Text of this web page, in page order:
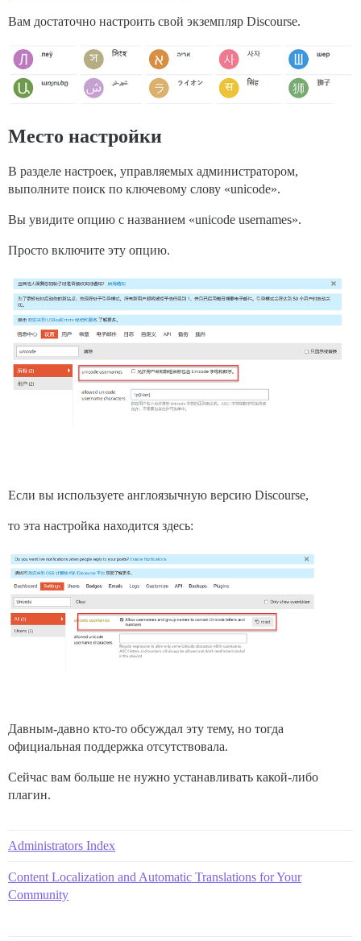
Вам достаточно настроить свой экземпляр Discourse.
Место настройки
В разделе настроек, управляемых администратором,
выполните поиск по ключевому слову «unicode».
Вы увидите опцию с названием «unicode usernames».
Просто включите эту опцию.
Если вы используете англоязычную версию Discourse,
то эта настройка находится здесь:
Давным-давно кто-то обсуждал эту тему, но тогда
официальная поддержка отсутствовала.
Сейчас вам больше не нужно устанавливать какой-либо
плагин.
Administrators Index
Content Localization and Automatic Translations for Your
Community